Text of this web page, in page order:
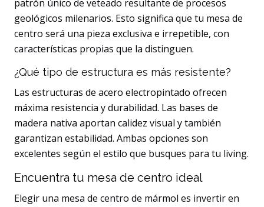
patrón único de veteado resultante de procesos
geológicos milenarios. Esto significa que tu mesa de
centro será una pieza exclusiva e irrepetible, con
características propias que la distinguen.
¿Qué tipo de estructura es más resistente?
Las estructuras de acero electropintado ofrecen
máxima resistencia y durabilidad. Las bases de
madera nativa aportan calidez visual y también
garantizan estabilidad. Ambas opciones son
excelentes según el estilo que busques para tu living.
Encuentra tu mesa de centro ideal
Elegir una mesa de centro de mármol es invertir en